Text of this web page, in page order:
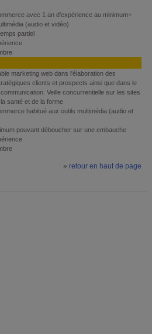
avec 1 an d'expérience au minimum+
(audio et vidéo)
partiel
marketing web dans l'élaboration des
clients et prospects ainsi que dans le
Veille concurrentielle sur les sites
santé et de la forme
habitué aux outils multimédia (audio et
pouvant déboucher sur une embauche
» retour en haut de page